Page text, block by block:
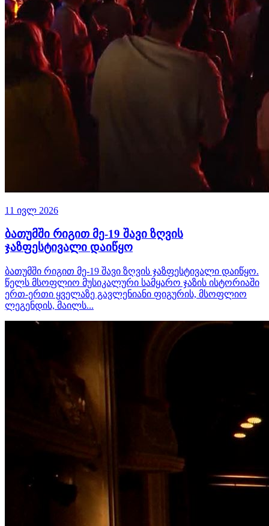
11 ივლ 2026
ბათუმში რიგით მე-19 შავი ზღვის
ჯაზფესტივალი დაიწყო
ბათუმში რიგით მე-19 შავი ზღვის ჯაზფესტივალი დაიწყო.
წელს მსოფლიო მუსიკალური სამყარო ჯაზის ისტორიაში
ერთ-ერთი ყველაზე გავლენიანი ფიგურის, მსოფლიო
ლეგენდის, მაილს...